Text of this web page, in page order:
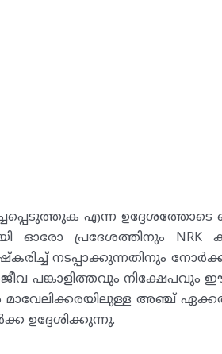
എന്ന ഉദ്ദേശത്തോടെ
ഓരോ പ്രദേശത്തിനും NRK
നടപ്പാക്കുന്നതിനും
പങ്കാളിത്തവും നിക്ഷേപവും
അഞ്ച്
ഉദ്ദേശിക്കുന്നു.